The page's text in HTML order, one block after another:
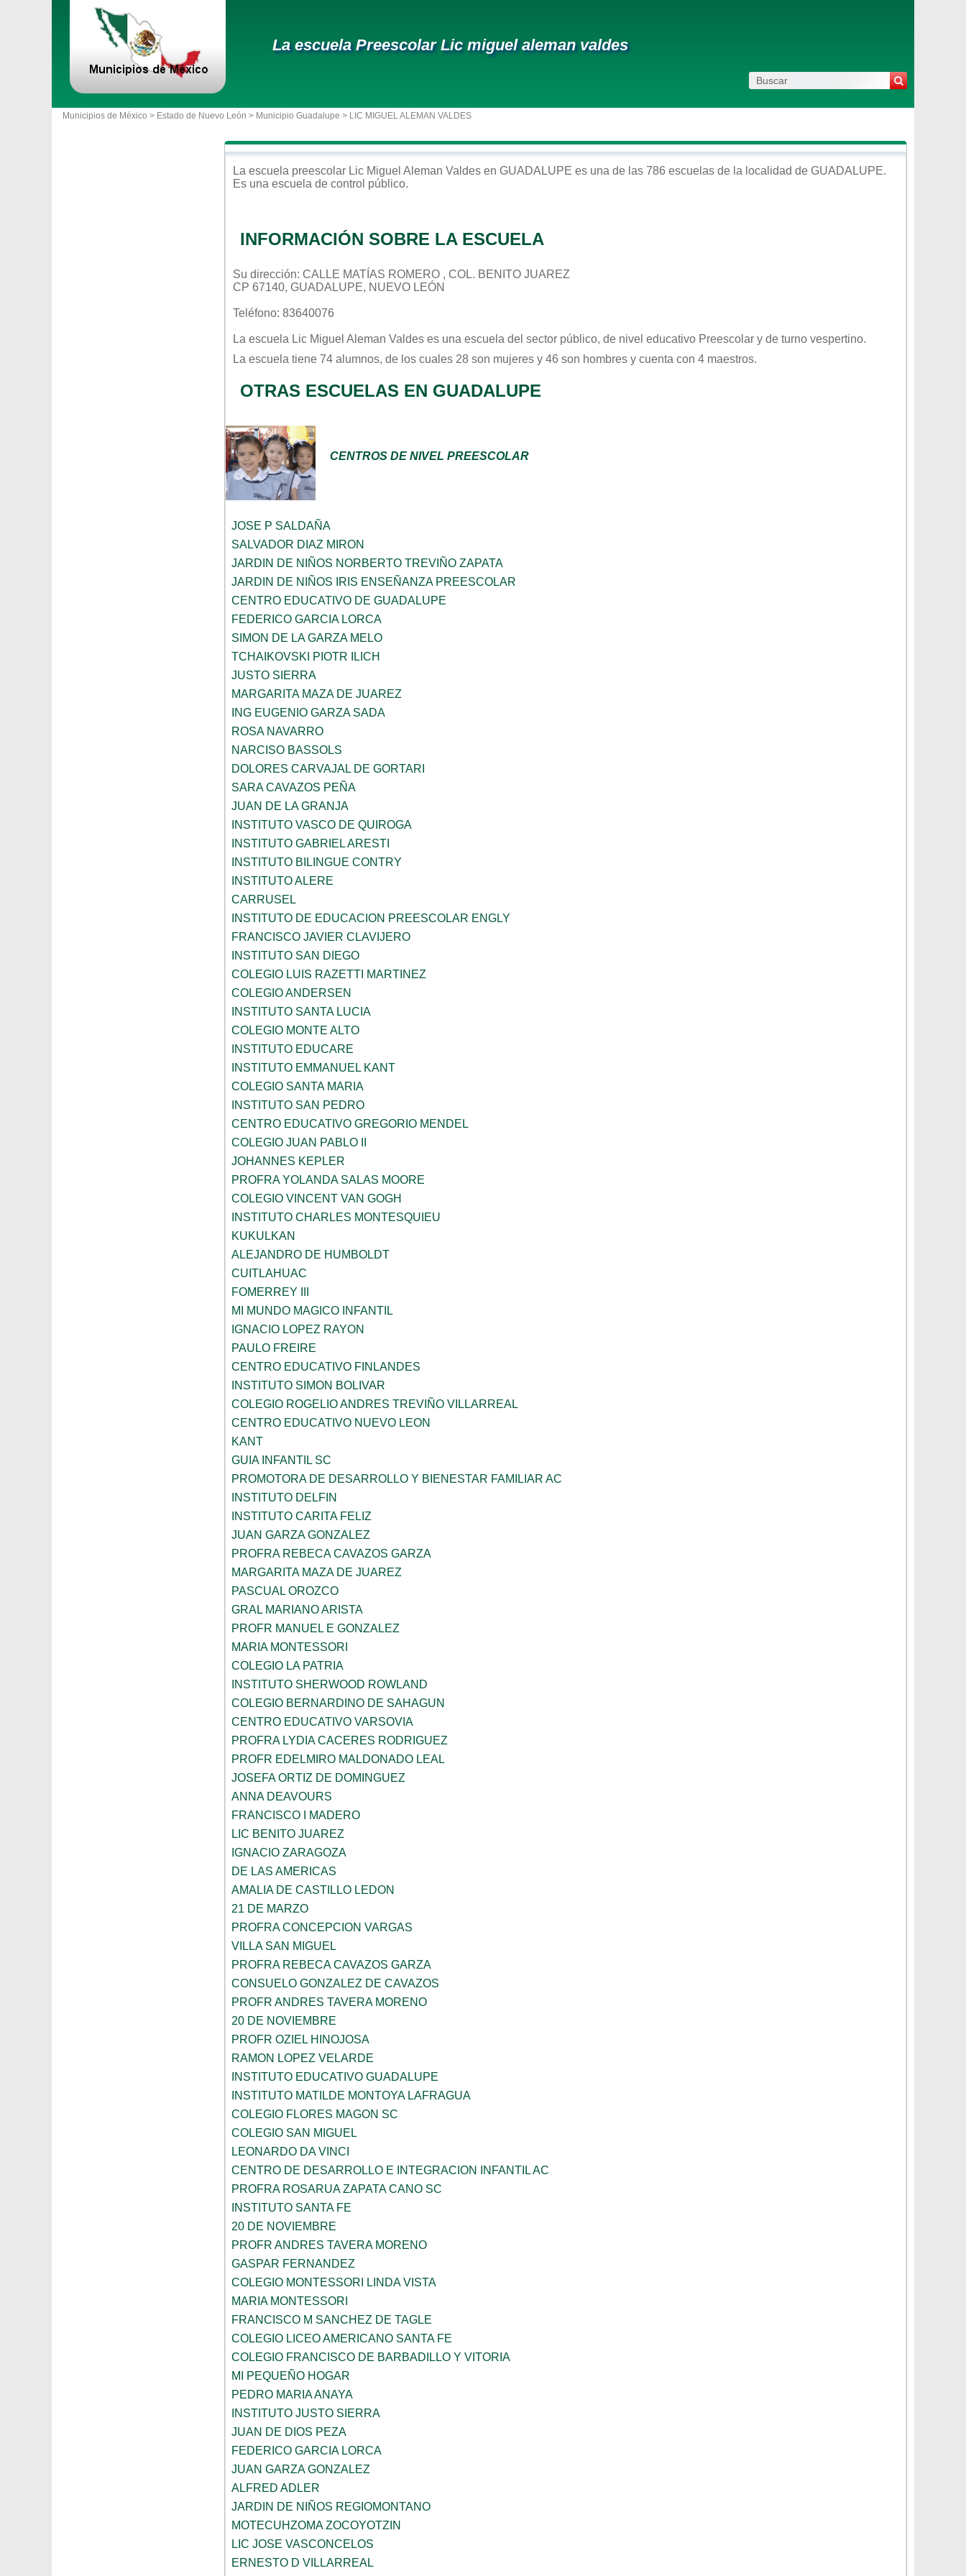
La escuela Preescolar Lic miguel aleman valdes
Municipios de México > Estado de Nuevo León > Municipio Guadalupe > LIC MIGUEL ALEMAN VALDES
La escuela preescolar Lic Miguel Aleman Valdes en GUADALUPE es una de las 786 escuelas de la localidad de GUADALUPE.
Es una escuela de control público.
INFORMACIÓN SOBRE LA ESCUELA
Su dirección: CALLE MATÍAS ROMERO , COL. BENITO JUAREZ
CP 67140, GUADALUPE, NUEVO LEÓN
Teléfono: 83640076
La escuela Lic Miguel Aleman Valdes es una escuela del sector público, de nivel educativo Preescolar y de turno vespertino.
La escuela tiene 74 alumnos, de los cuales 28 son mujeres y 46 son hombres y cuenta con 4 maestros.
OTRAS ESCUELAS EN GUADALUPE
CENTROS DE NIVEL PREESCOLAR
JOSE P SALDAÑA
SALVADOR DIAZ MIRON
JARDIN DE NIÑOS NORBERTO TREVIÑO ZAPATA
JARDIN DE NIÑOS IRIS ENSEÑANZA PREESCOLAR
CENTRO EDUCATIVO DE GUADALUPE
FEDERICO GARCIA LORCA
SIMON DE LA GARZA MELO
TCHAIKOVSKI PIOTR ILICH
JUSTO SIERRA
MARGARITA MAZA DE JUAREZ
ING EUGENIO GARZA SADA
ROSA NAVARRO
NARCISO BASSOLS
DOLORES CARVAJAL DE GORTARI
SARA CAVAZOS PEÑA
JUAN DE LA GRANJA
INSTITUTO VASCO DE QUIROGA
INSTITUTO GABRIEL ARESTI
INSTITUTO BILINGUE CONTRY
INSTITUTO ALERE
CARRUSEL
INSTITUTO DE EDUCACION PREESCOLAR ENGLY
FRANCISCO JAVIER CLAVIJERO
INSTITUTO SAN DIEGO
COLEGIO LUIS RAZETTI MARTINEZ
COLEGIO ANDERSEN
INSTITUTO SANTA LUCIA
COLEGIO MONTE ALTO
INSTITUTO EDUCARE
INSTITUTO EMMANUEL KANT
COLEGIO SANTA MARIA
INSTITUTO SAN PEDRO
CENTRO EDUCATIVO GREGORIO MENDEL
COLEGIO JUAN PABLO II
JOHANNES KEPLER
PROFRA YOLANDA SALAS MOORE
COLEGIO VINCENT VAN GOGH
INSTITUTO CHARLES MONTESQUIEU
KUKULKAN
ALEJANDRO DE HUMBOLDT
CUITLAHUAC
FOMERREY III
MI MUNDO MAGICO INFANTIL
IGNACIO LOPEZ RAYON
PAULO FREIRE
CENTRO EDUCATIVO FINLANDES
INSTITUTO SIMON BOLIVAR
COLEGIO ROGELIO ANDRES TREVIÑO VILLARREAL
CENTRO EDUCATIVO NUEVO LEON
KANT
GUIA INFANTIL SC
PROMOTORA DE DESARROLLO Y BIENESTAR FAMILIAR AC
INSTITUTO DELFIN
INSTITUTO CARITA FELIZ
JUAN GARZA GONZALEZ
PROFRA REBECA CAVAZOS GARZA
MARGARITA MAZA DE JUAREZ
PASCUAL OROZCO
GRAL MARIANO ARISTA
PROFR MANUEL E GONZALEZ
MARIA MONTESSORI
COLEGIO LA PATRIA
INSTITUTO SHERWOOD ROWLAND
COLEGIO BERNARDINO DE SAHAGUN
CENTRO EDUCATIVO VARSOVIA
PROFRA LYDIA CACERES RODRIGUEZ
PROFR EDELMIRO MALDONADO LEAL
JOSEFA ORTIZ DE DOMINGUEZ
ANNA DEAVOURS
FRANCISCO I MADERO
LIC BENITO JUAREZ
IGNACIO ZARAGOZA
DE LAS AMERICAS
AMALIA DE CASTILLO LEDON
21 DE MARZO
PROFRA CONCEPCION VARGAS
VILLA SAN MIGUEL
PROFRA REBECA CAVAZOS GARZA
CONSUELO GONZALEZ DE CAVAZOS
PROFR ANDRES TAVERA MORENO
20 DE NOVIEMBRE
PROFR OZIEL HINOJOSA
RAMON LOPEZ VELARDE
INSTITUTO EDUCATIVO GUADALUPE
INSTITUTO MATILDE MONTOYA LAFRAGUA
COLEGIO FLORES MAGON SC
COLEGIO SAN MIGUEL
LEONARDO DA VINCI
CENTRO DE DESARROLLO E INTEGRACION INFANTIL AC
PROFRA ROSARUA ZAPATA CANO SC
INSTITUTO SANTA FE
20 DE NOVIEMBRE
PROFR ANDRES TAVERA MORENO
GASPAR FERNANDEZ
COLEGIO MONTESSORI LINDA VISTA
MARIA MONTESSORI
FRANCISCO M SANCHEZ DE TAGLE
COLEGIO LICEO AMERICANO SANTA FE
COLEGIO FRANCISCO DE BARBADILLO Y VITORIA
MI PEQUEÑO HOGAR
PEDRO MARIA ANAYA
INSTITUTO JUSTO SIERRA
JUAN DE DIOS PEZA
FEDERICO GARCIA LORCA
JUAN GARZA GONZALEZ
ALFRED ADLER
JARDIN DE NIÑOS REGIOMONTANO
MOTECUHZOMA ZOCOYOTZIN
LIC JOSE VASCONCELOS
ERNESTO D VILLARREAL